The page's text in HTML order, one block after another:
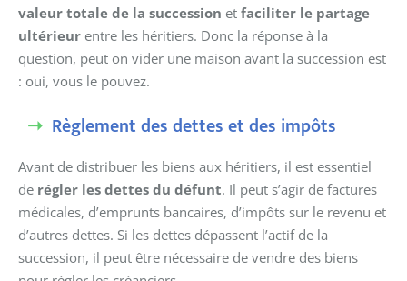
valeur totale de la succession et faciliter le partage
ultérieur entre les héritiers. Donc la réponse à la
question, peut on vider une maison avant la succession est
: oui, vous le pouvez.
Règlement des dettes et des impôts
Avant de distribuer les biens aux héritiers, il est essentiel
de régler les dettes du défunt. Il peut s’agir de factures
médicales, d’emprunts bancaires, d’impôts sur le revenu et
d’autres dettes. Si les dettes dépassent l’actif de la
succession, il peut être nécessaire de vendre des biens